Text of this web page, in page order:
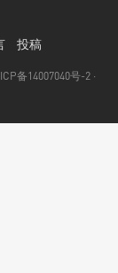
投稿
备14007040号-2·